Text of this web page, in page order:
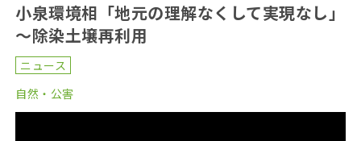
小泉環境相「地元の理解なくして実現なし」
～除染土壌再利用
ニュース
自然・公害